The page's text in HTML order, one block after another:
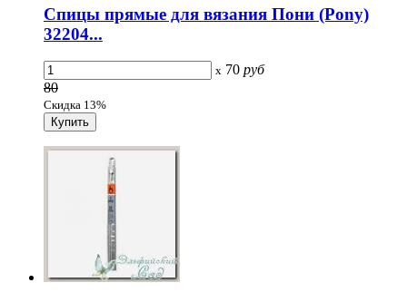
Спицы прямые для вязания Пони (Pony)
32204...
x 70 руб
80
Скидка 13%